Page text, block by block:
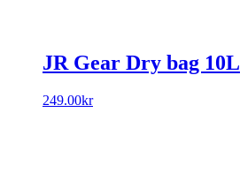
JR Gear Dry bag 10L
249.00kr